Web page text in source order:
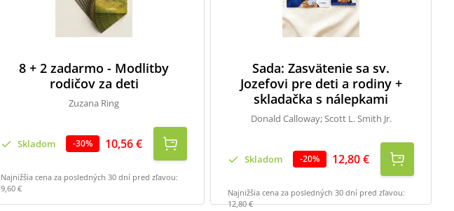
8 + 2 zadarmo - Modlitby
rodičov za deti
Zuzana Ring
Skladom -30% 10,56 €
Najnižšia cena za posledných 30 dní pred zľavou:
9,60 €
Sada: Zasvätenie sa sv.
Jozefovi pre deti a rodiny +
skladačka s nálepkami
Donald Calloway; Scott L. Smith Jr.
Skladom -20% 12,80 €
Najnižšia cena za posledných 30 dní pred zľavou:
12,80 €